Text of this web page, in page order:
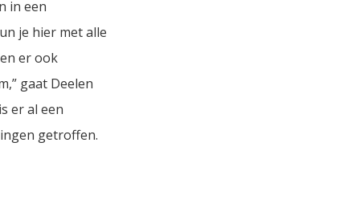
in een
je hier met alle
er ook
gaat Deelen
er al een
getroffen.